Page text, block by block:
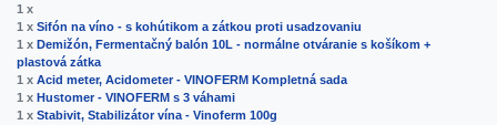
1 x
1 x Sifón na víno - s kohútikom a zátkou proti usadzovaniu
1 x Demižón, Fermentačný balón 10L - normálne otváranie s košíkom +
plastová zátka
1 x Acid meter, Acidometer - VINOFERM Kompletná sada
1 x Hustomer - VINOFERM s 3 váhami
1 x Stabivit, Stabilizátor vína - Vinoferm 100g